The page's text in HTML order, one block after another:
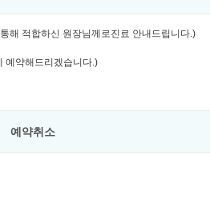
해 적합하신 원장님께로진료 안내드립니다.)
예약해드리겠습니다.)
예약취소